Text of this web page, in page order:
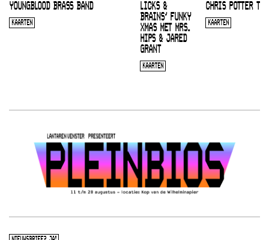
YOUNGBLOOD BRASS BAND
KAARTEN
LICKS &
BRAINS’ FUNKY
XMAS MET MRS.
HIPS & JARED
GRANT
KAARTEN
CHRIS POTTER
KAARTEN